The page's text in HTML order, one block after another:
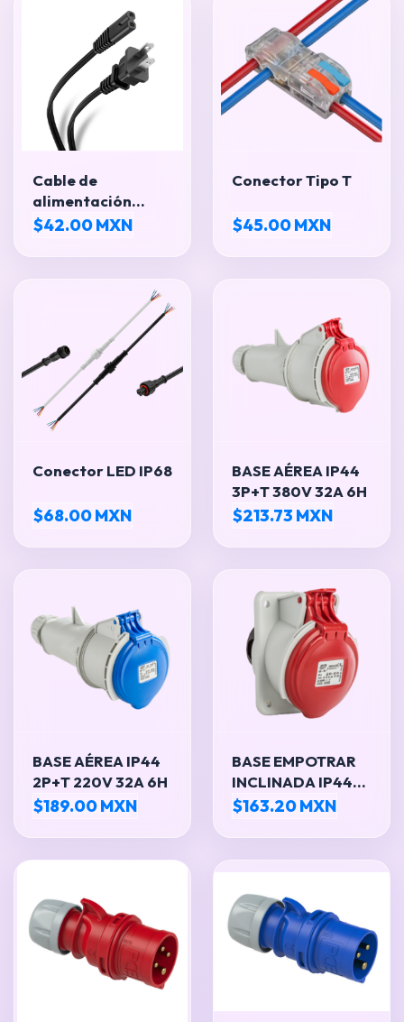
Cable de
alimentación
(Interlock), de 1 m
$42.00 MXN
Conector Tipo T
$45.00 MXN
Conector LED IP68
$68.00 MXN
BASE AÉREA IP44
3P+T 380V 32A 6H
$213.73 MXN
BASE AÉREA IP44
2P+T 220V 32A 6H
$189.00 MXN
BASE EMPOTRAR
INCLINADA IP44
3P+T 380V 16A 6H
$163.20 MXN